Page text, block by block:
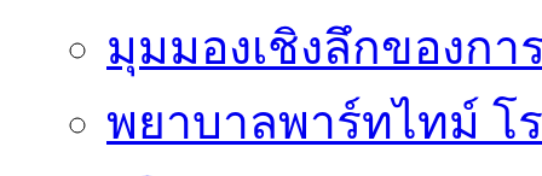
มุมมองเชิงลึกของก
พยาบาลพาร์ทไทม์ โ